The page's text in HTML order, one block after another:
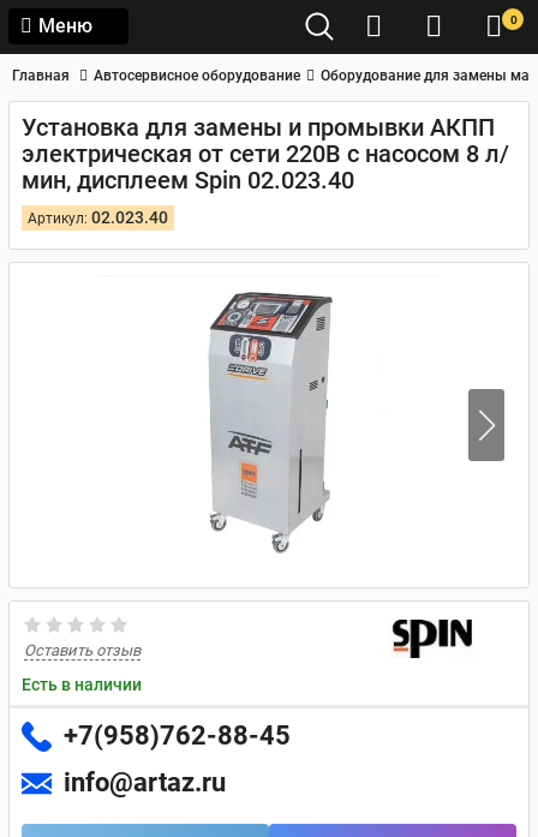
Меню 0
Главная Автосервисное оборудование Оборудование для замены
Установка для замены и промывки АКПП
электрическая от сети 220В с насосом 8 л/
мин, дисплеем Spin 02.023.40
Артикул: 02.023.40
Оставить отзыв
Есть в наличии
+7(958)762-88-45
info@artaz.ru